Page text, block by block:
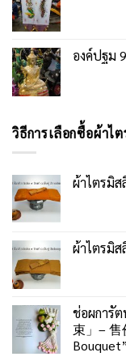
องค์ปฐม
วิธีการเลือกซื้อผ้าไต
ผ้าไตรมิ
ผ้าไตรมิ
ช่อผการั
束」– 售